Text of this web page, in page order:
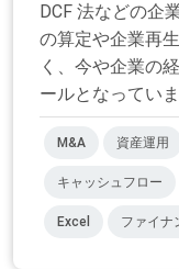
DCF 法などの企
の算定や企業再
く、今や企業の
ールとなってい
M&A 資産運用
キャッシュフロー
Excel ファイナ